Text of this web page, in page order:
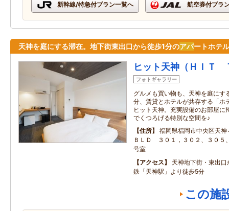
新幹線/特急付プラン一覧へ 航空券付プラ
天神を庭にする滞在。地下街東出口から徒歩1分のアパートホテル
ヒット天神（ＨＩＴ
フォトギャラリー
グルメも買い物も、天神を庭にす
分、賃貸とホテルが共存する「ホ
ヒット天神。充実設備のお部屋に
でくつろげる特別な空間を♪
住所
福岡県福岡市中央区天
ＢＬＤ ３０１，３０２、３０５
号室
アクセス
天神地下街・東出
鉄「天神駅」より徒歩5分
この施